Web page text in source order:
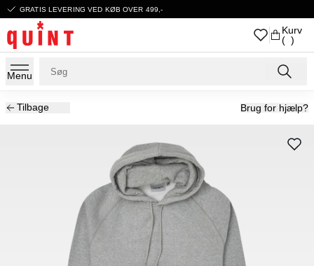
GRATIS LEVERING VED KØB OVER 499,-
Kurv
( )
Menu
Tilbage Brug for hjælp?